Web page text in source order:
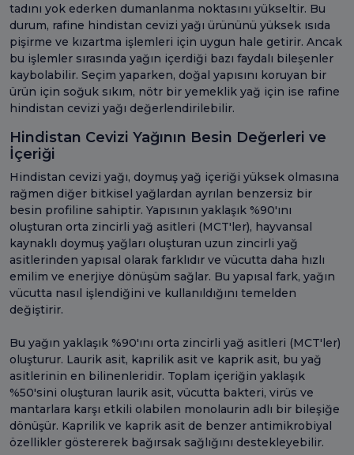
tadını yok ederken dumanlanma noktasını yükseltir. Bu
durum, rafine hindistan cevizi yağı ürününü yüksek ısıda
pişirme ve kızartma işlemleri için uygun hale getirir. Ancak
bu işlemler sırasında yağın içerdiği bazı faydalı bileşenler
kaybolabilir. Seçim yaparken, doğal yapısını koruyan bir
ürün için soğuk sıkım, nötr bir yemeklik yağ için ise rafine
hindistan cevizi yağı değerlendirilebilir.
Hindistan Cevizi Yağının Besin Değerleri ve
İçeriği
Hindistan cevizi yağı, doymuş yağ içeriği yüksek olmasına
rağmen diğer bitkisel yağlardan ayrılan benzersiz bir
besin profiline sahiptir. Yapısının yaklaşık %90'ını
oluşturan orta zincirli yağ asitleri (MCT'ler), hayvansal
kaynaklı doymuş yağları oluşturan uzun zincirli yağ
asitlerinden yapısal olarak farklıdır ve vücutta daha hızlı
emilim ve enerjiye dönüşüm sağlar. Bu yapısal fark, yağın
vücutta nasıl işlendiğini ve kullanıldığını temelden
değiştirir.
Bu yağın yaklaşık %90'ını orta zincirli yağ asitleri (MCT'ler)
oluşturur. Laurik asit, kaprilik asit ve kaprik asit, bu yağ
asitlerinin en bilinenleridir. Toplam içeriğin yaklaşık
%50'sini oluşturan laurik asit, vücutta bakteri, virüs ve
mantarlara karşı etkili olabilen monolaurin adlı bir bileşiğe
dönüşür. Kaprilik ve kaprik asit de benzer antimikrobiyal
özellikler göstererek bağırsak sağlığını destekleyebilir.